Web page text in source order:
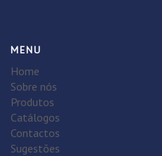
MENU
Home
Sobre nós
Produtos
Catálogos
Contactos
Sugestões